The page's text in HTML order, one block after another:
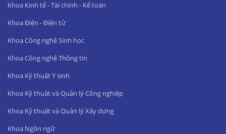
Khoa Kinh tế - Tài chính - Kế toán
Khoa Điện - Điện tử
Khoa Công nghệ Sinh học
Khoa Công nghệ Thông tin
Khoa Kỹ thuật Y sinh
Khoa Kỹ thuật và Quản lý Công nghiệp
Khoa Kỹ thuật và Quản lý Xây dựng
Khoa Ngôn ngữ